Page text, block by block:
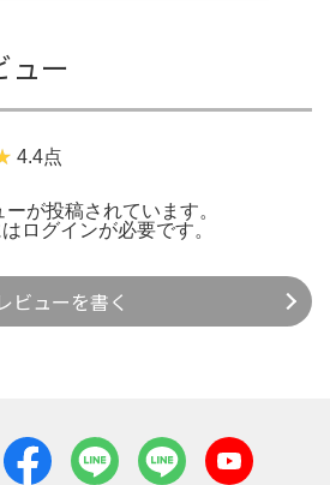
ュー
4.4点
が投稿されています。
ログインが必要です。
レビューを書く